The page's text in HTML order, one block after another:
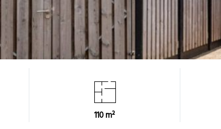
110 m²